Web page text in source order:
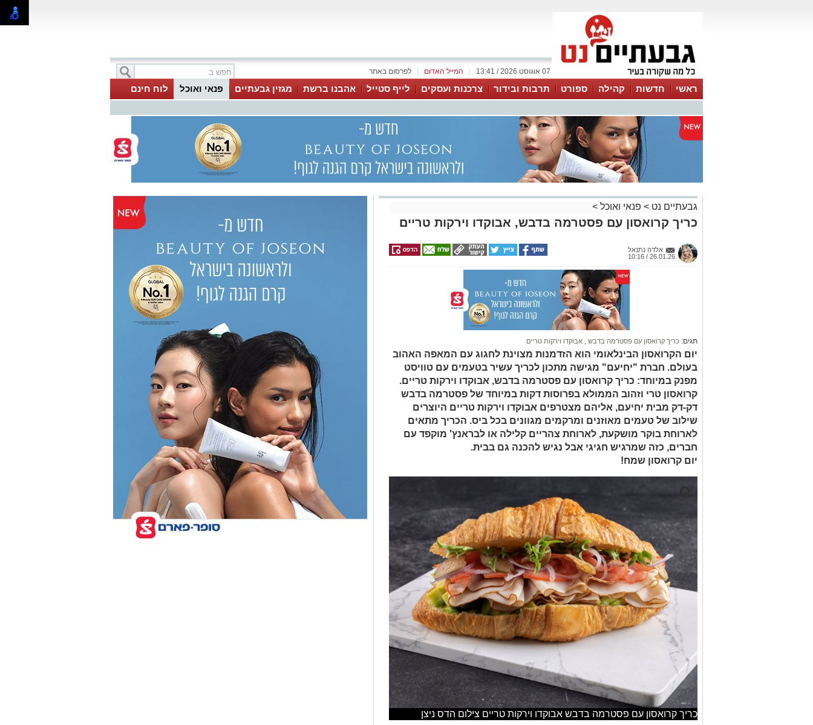
לפרסום באתר המייל האדום 07 אוגוסט 2026 / 13:41
ראשי חדשות קהילה ספורט תרבות ובידור צרכנות ועסקים לייף סטייל אהבנו ברשת מגזין גבעתיים פנאי ואוכל לוח חינם
גבעתיים נט > פנאי ואוכל >
כריך קרואסון עם פסטרמה בדבש, אבוקדו וירקות טריים
אלדה נתנאל
26.01.26 / 10:16
תגים: כריך קרואסון עם פסטרמה בדבש אבוקדו וירקות טריים
יום הקרואסון הבינלאומי הוא הזדמנות מצוינת לחגוג עם המאפה האהוב
בעולם. חברת "יחיעם" מגישה מתכון לכריך עשיר בטעמים עם טוויסט
מפנק במיוחד: כריך קרואסון עם פסטרמה בדבש, אבוקדו וירקות טריים.
קרואסון טרי וזהוב הממולא בפרוסות דקות במיוחד של פסטרמה בדבש
דק-דק מבית יחיעם, אליהם מצטרפים אבוקדו וירקות טריים היוצרים
שילוב של טעמים מאוזנים ומרקמים מגוונים בכל ביס. הכריך מתאים
לארוחת בוקר מושקעת, לארוחת צהריים קלילה או לבראנץ' מוקפד עם
חברים, כזה שמרגיש חגיגי אבל נגיש להכנה גם בבית.
יום קרואסון שמח!
כריך קרואסון עם פסטרמה בדבש אבוקדו וירקות טריים צילום הדס ניצן